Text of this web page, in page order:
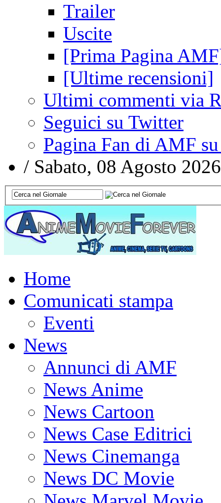
Trailer
Uscite
[Prima Pagina
[Ultime recensioni]
Ultimi commenti via
Seguici su Twitter
Pagina Fan di AMF
/ Sabato, 08 Agosto 2026
Home
Comunicati stampa
Eventi
News
Annunci di AMF
News Anime
News Cartoon
News Case Editrici
News Cinemanga
News DC Movie